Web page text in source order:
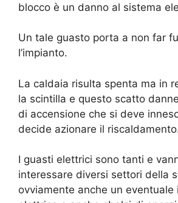
blocco è un danno al sistema
Un tale guasto porta a non far
l’impianto.
La caldaia risulta spenta ma in
la scintilla e questo scatto
di accensione che si deve
decide azionare il
I guasti elettrici sono tanti e
interessare diversi settori della
ovviamente anche un eventuale